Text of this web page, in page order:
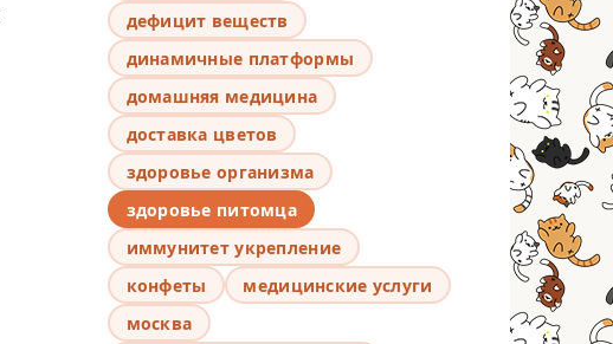
дефицит веществ
динамичные платформы
домашняя медицина
доставка цветов
здоровье организма
здоровье питомца
иммунитет укрепление
конфеты
медицинские услуги
москва